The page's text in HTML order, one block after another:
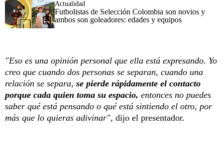
Actualidad
Futbolistas de Selección Colombia son novios y
ambos son goleadores: edades y equipos
"Eso es una opinión personal que ella está expresando. Yo
creo que cuando dos personas se separan, cuando una
relación se separa, se pierde rápidamente el contacto
porque cada quien toma su espacio, entonces no puedes
saber qué está pensando o qué está sintiendo el otro, por
más que lo quieras adivinar", dijo el presentador.